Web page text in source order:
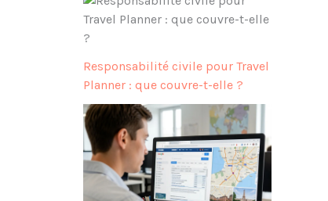
Responsabilité civile pour Travel
Planner : que couvre-t-elle ?